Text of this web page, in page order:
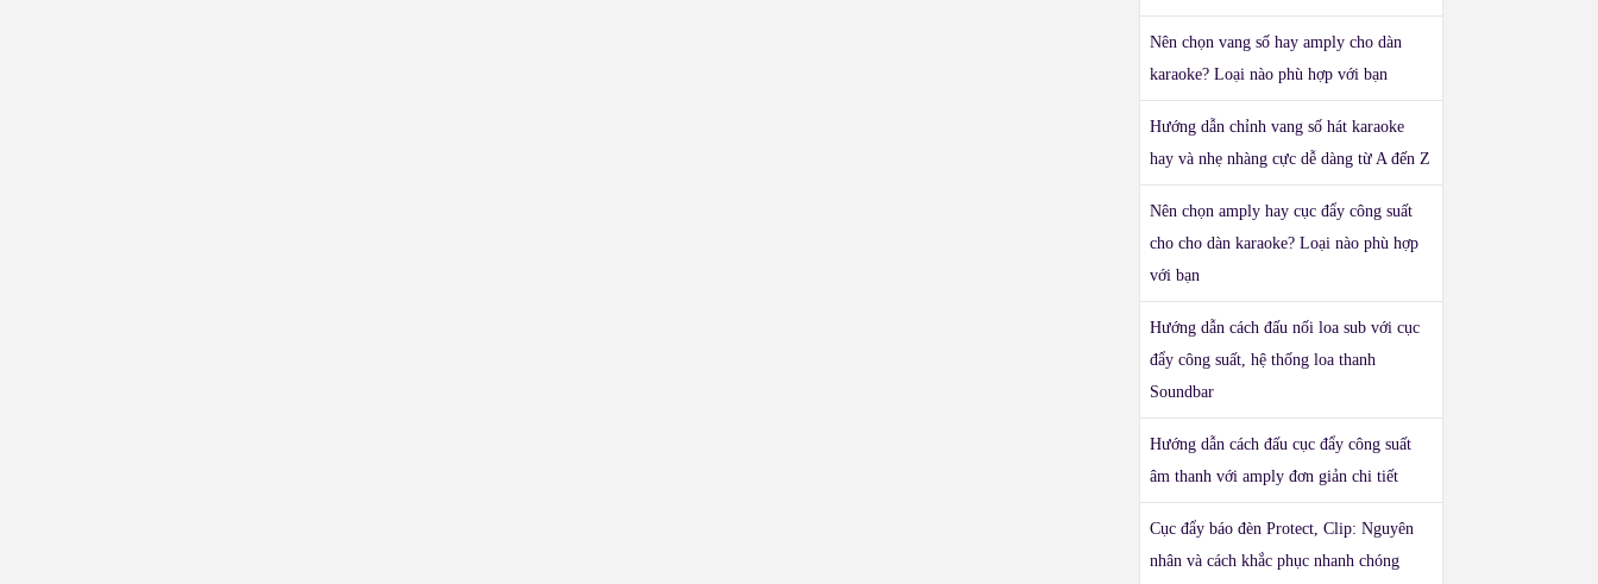
Nên chọn vang số hay amply cho dàn
karaoke? Loại nào phù hợp với bạn
Hướng dẫn chỉnh vang số hát karaoke
hay và nhẹ nhàng cực dễ dàng từ A đến Z
Nên chọn amply hay cục đẩy công suất
cho cho dàn karaoke? Loại nào phù hợp
với bạn
Hướng dẫn cách đấu nối loa sub với cục
đẩy công suất, hệ thống loa thanh
Soundbar
Hướng dẫn cách đấu cục đẩy công suất
âm thanh với amply đơn giản chi tiết
Cục đẩy báo đèn Protect, Clip: Nguyên
nhân và cách khắc phục nhanh chóng